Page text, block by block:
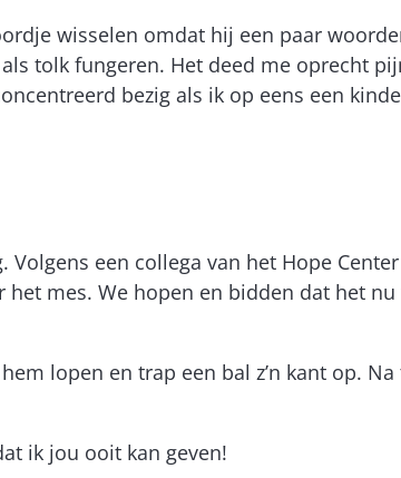
wisselen omdat hij een paar
tolk fungeren. Het deed me oprecht
bezig als ik op eens een
een collega van het Hope
mes. We hopen en bidden dat het
lopen en trap een bal z’n kant op.
ik jou ooit kan geven!